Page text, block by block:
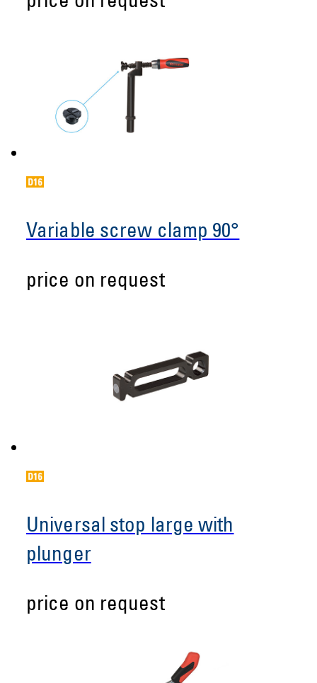
Variable screw clamp 90°
price on request
Universal stop large with
plunger
price on request